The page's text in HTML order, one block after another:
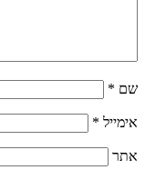
שם *
אימייל *
אתר